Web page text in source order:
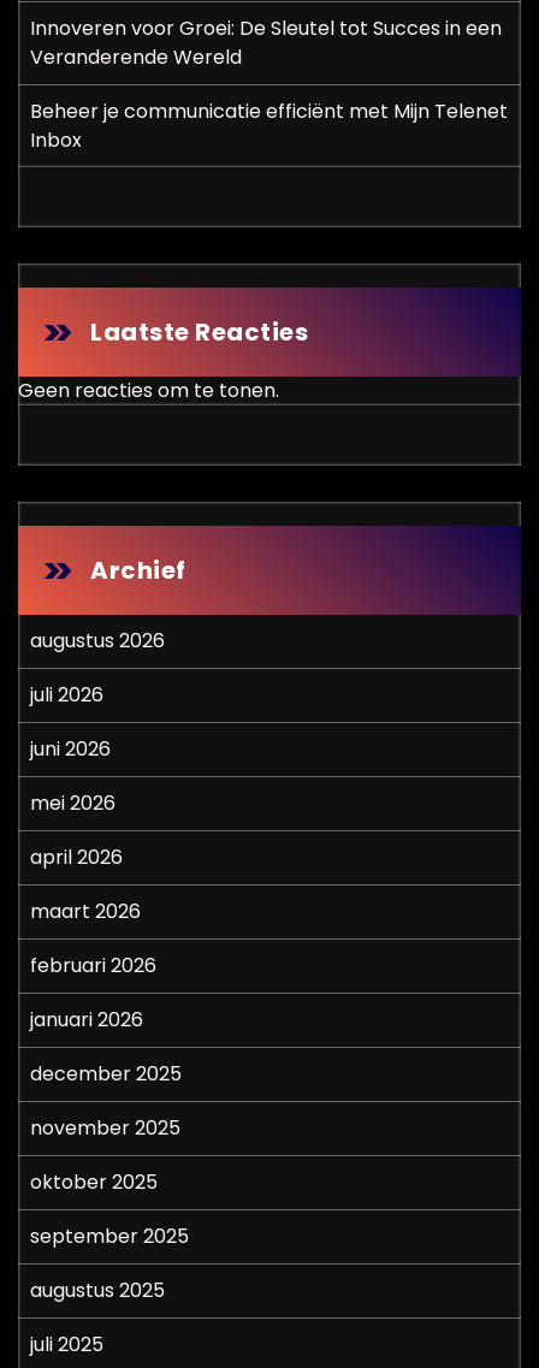
Innoveren voor Groei: De Sleutel tot Succes in een
Veranderende Wereld
Beheer je communicatie efficiënt met Mijn Telenet
Inbox
Laatste Reacties
Geen reacties om te tonen.
Archief
augustus 2026
juli 2026
juni 2026
mei 2026
april 2026
maart 2026
februari 2026
januari 2026
december 2025
november 2025
oktober 2025
september 2025
augustus 2025
juli 2025